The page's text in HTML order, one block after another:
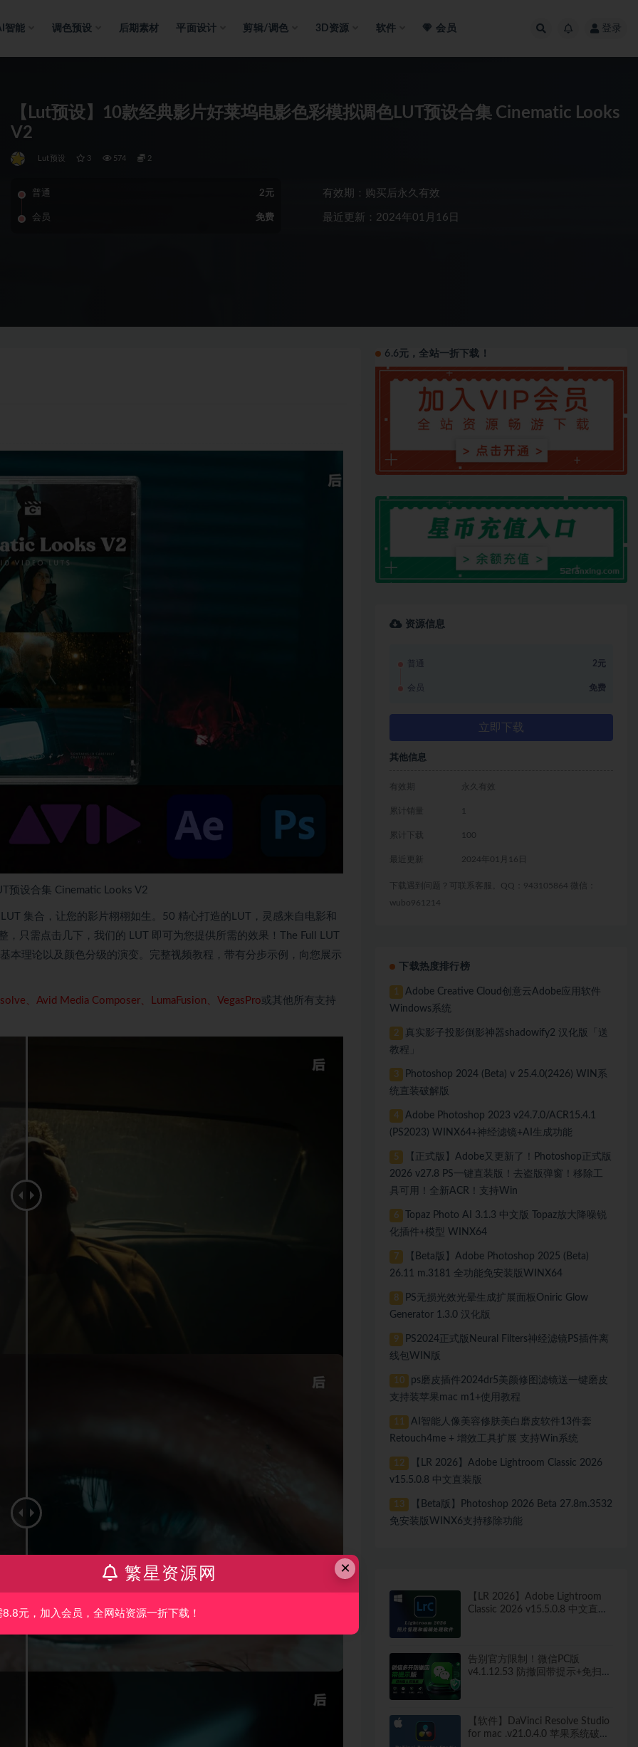
智能 调色预设 后期素材 平面设计 剪辑/调色 3D资源 软件 会员 登录
【Lut预设】10款经典影片好莱坞电影色彩模拟调色LUT预设合集 Cinematic Looks
V2
Lut预设 3 574 2
普通 2元
会员 免费
有效期：购买后永久有效
最近更新：2024年01月16日
预设合集 Cinematic Looks V2
集合，让您的影片栩栩如生。50 精心打造的LUT，灵感来自电影和
只需点击几下，我们的 LUT 即可为您提供所需的效果！The Full LUT
本理论以及颜色分级的演变。完整视频教程，带有分步示例，向您展示
、Avid Media Composer、LumaFusion、VegasPro或其他所有支持
6.6元，全站一折下载！
资源信息
普通 2元
会员 免费
立即下载
其他信息
有效期 永久有效
累计销量 1
累计下载 100
最近更新 2024年01月16日
下载遇到问题？可联系客服。QQ：943105864 微信：
wubo961214
下载热度排行榜
1
Adobe Creative Cloud创意云Adobe应用软件
Windows系统
2
真实影子投影倒影神器shadowify2 汉化版「送
教程」
3
Photoshop 2024 (Beta) v 25.4.0(2426) WIN系
统直装破解版
4
Adobe Photoshop 2023 v24.7.0/ACR15.4.1
(PS2023) WINX64+神经滤镜+AI生成功能
5
【正式版】Adobe又更新了！Photoshop正式版
2026 v27.8 PS一键直装版！去盗版弹窗！移除工
具可用！全新ACR！支持Win
6
Topaz Photo AI 3.1.3 中文版 Topaz放大降噪锐
化插件+模型 WINX64
7
【Beta版】Adobe Photoshop 2025 (Beta)
26.11 m.3181 全功能免安装版WINX64
8
PS无损光效光晕生成扩展面板Oniric Glow
Generator 1.3.0 汉化版
9
PS2024正式版Neural Filters神经滤镜PS插件离
线包WIN版
10
ps磨皮插件2024dr5美颜修图滤镜送一键磨皮
支持装苹果mac m1+使用教程
11
AI智能人像美容修肤美白磨皮软件13件套
Retouch4me + 增效工具扩展 支持Win系统
12
【LR 2026】Adobe Lightroom Classic 2026
v15.5.0.8 中文直装版
13
【Beta版】Photoshop 2026 Beta 27.8m.3532
免安装版WINX6支持移除功能
【LR 2026】Adobe Lightroom
Classic 2026 v15.5.0.8 中文直装
告别官方限制！微信PC版
v4.1.12.53 防撤回带提示+免扫码
【软件】DaVinci Resolve Studio
for mac .v21.0.4.0 苹果系统破解
×
繁星资源网
8.8元，加入会员，全网站资源一折下载！